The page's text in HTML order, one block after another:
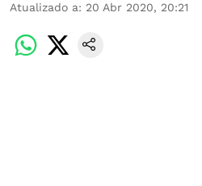
Atualizado a: 20 Abr 2020, 20:21